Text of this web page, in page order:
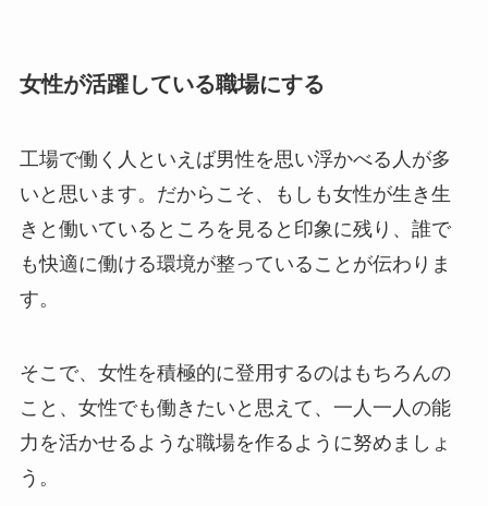
女性が活躍している職場にする
工場で働く人といえば男性を思い浮かべる人が多
いと思います。だからこそ、もしも女性が生き生
きと働いているところを見ると印象に残り、誰で
も快適に働ける環境が整っていることが伝わりま
す。
そこで、女性を積極的に登用するのはもちろんの
こと、女性でも働きたいと思えて、一人一人の能
力を活かせるような職場を作るように努めましょ
う。